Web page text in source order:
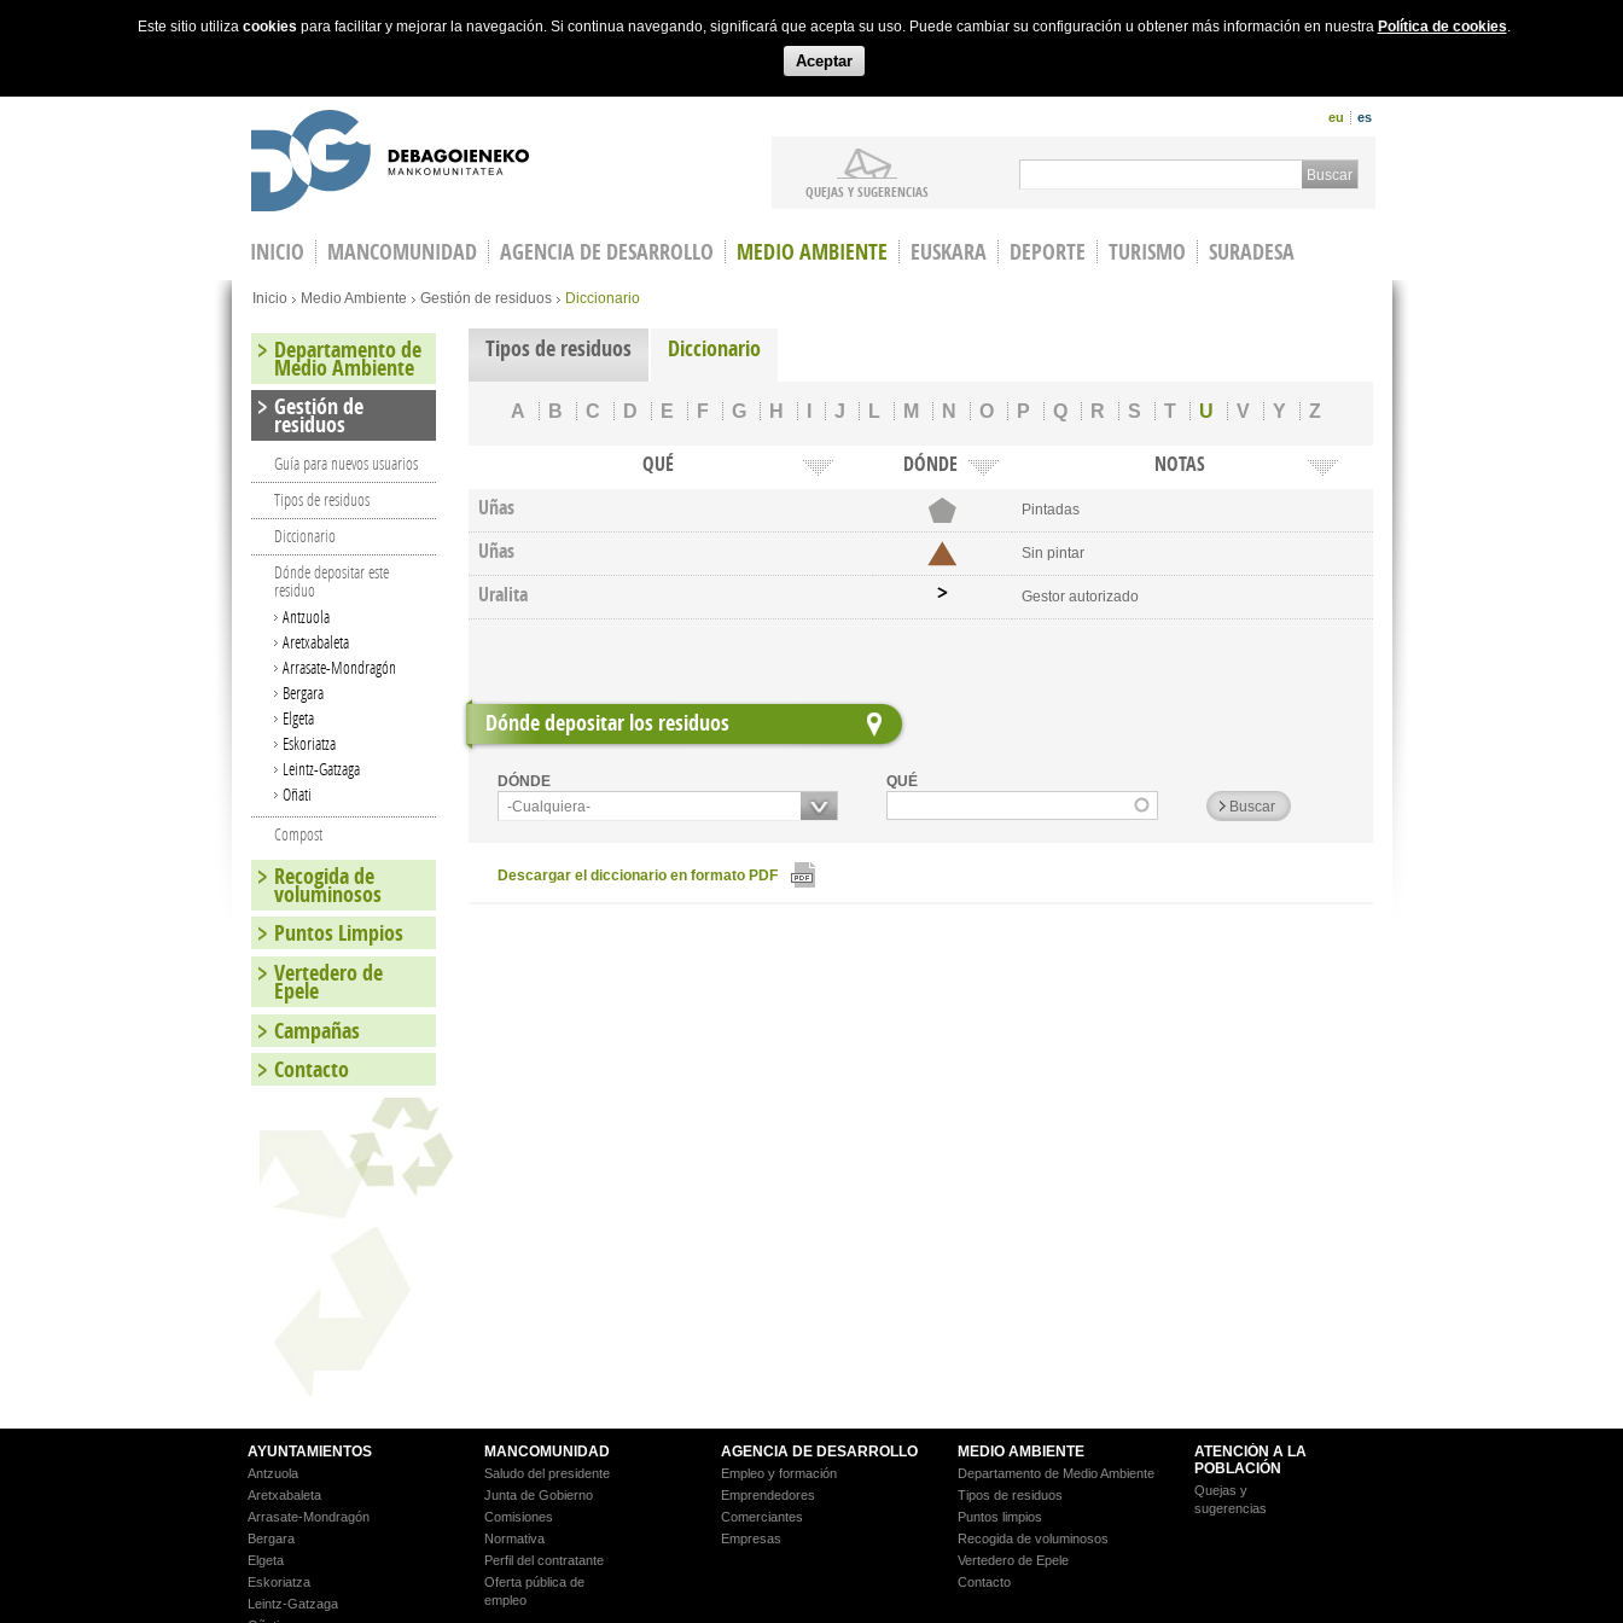
Este sitio utiliza cookies para facilitar y mejorar la navegación. Si continua navegando, significará que acepta su uso. Puede cambiar su configuración u obtener más información en nuestra Política de cookies.
Aceptar
eu es
QUEJAS Y SUGERENCIAS
Search form
INICIO MANCOMUNIDAD AGENCIA DE DESARROLLO MEDIO AMBIENTE EUSKARA DEPORTE TURISMO
SURADESA
You are here
Inicio Medio Ambiente Gestión de residuos Diccionario
Tipos de residuos Diccionario
A B C D E F G H J L M N O P Q R S T U V Y Z
QUÉ DÓNDE
NOTAS
Uñas
Pintadas
Uñas Sin pintar
Uralita Gestor autorizado
Dónde depositar los residuos
DÓNDE
-Cualquiera-
QUÉ
Descargar el diccionario en formato PDF
Departamento de
Medio Ambiente
Gestión de
residuos
Guía para nuevos usuarios
Tipos de residuos
Diccionario
Dónde depositar este
residuo
Antzuola
Aretxabaleta
Arrasate-Mondragón
Bergara
Elgeta
Eskoriatza
Leintz-Gatzaga
Oñati
Compost
Recogida de
voluminosos
Puntos Limpios
Vertedero de
Epele
Campañas
Contacto
AYUNTAMIENTOS
Antzuola
Aretxabaleta
Arrasate-Mondragón
Bergara
Elgeta
Eskoriatza
Leintz-Gatzaga
MANCOMUNIDAD
Saludo del presidente
Junta de Gobierno
Comisiones
Normativa
Perfil del contratante
Oferta pública de
empleo
AGENCIA DE DESARROLLO
Empleo y formación
Emprendedores
Comerciantes
Empresas
MEDIO AMBIENTE
Departamento de Medio Ambiente
Tipos de residuos
Puntos limpios
Recogida de voluminosos
Vertedero de Epele
Contacto
ATENCIÓN A LA
POBLACIÓN
Quejas y
sugerencias